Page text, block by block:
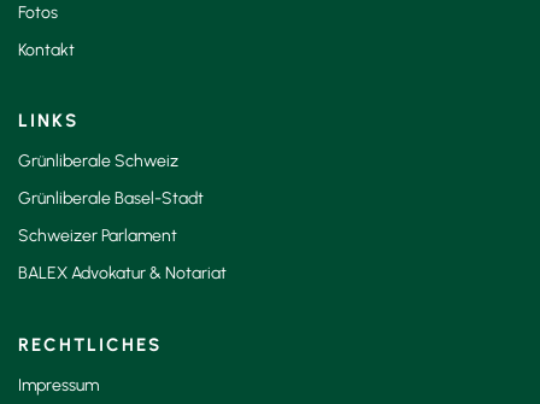
Fotos
Kontakt
LINKS
Grünliberale Schweiz
Grünliberale Basel-Stadt
Schweizer Parlament
BALEX Advokatur & Notariat
RECHTLICHES
Impressum